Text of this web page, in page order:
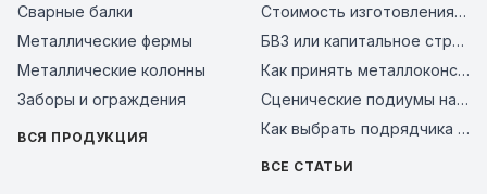
Сварные балки
Металлические фермы
Металлические колонны
Заборы и ограждения
ВСЯ ПРОДУКЦИЯ
Стоимость изготовления металлоконструкций за тонну в 2026 году: из чего складывается цена и как сравнить предложения заводов
БВЗ или капитальное строительство: сравнение смет 2026
Как принять металлоконструкции на объекте: чек-лист входного контроля и типичные ошибки поставщиков в 2026 году
Сценические подиумы на металлическом каркасе: почему это надежное решение для мероприятий, бизнеса и уличных площадок
Как выбрать подрядчика на металлоконструкции в 2026 году: чек-лист проверки завода перед авансом
ВСЕ СТАТЬИ